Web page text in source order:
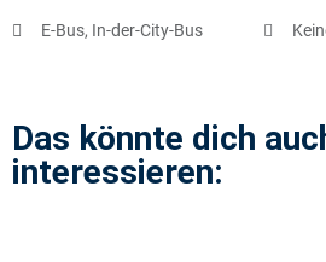
E-Bus, In-der-City-Bus
Das könnte dich
interessieren: